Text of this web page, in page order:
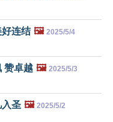
连结 🖼️ 2025/5/4
赞卓越 🖼️ 2025/5/3
圣 🖼️ 2025/5/2